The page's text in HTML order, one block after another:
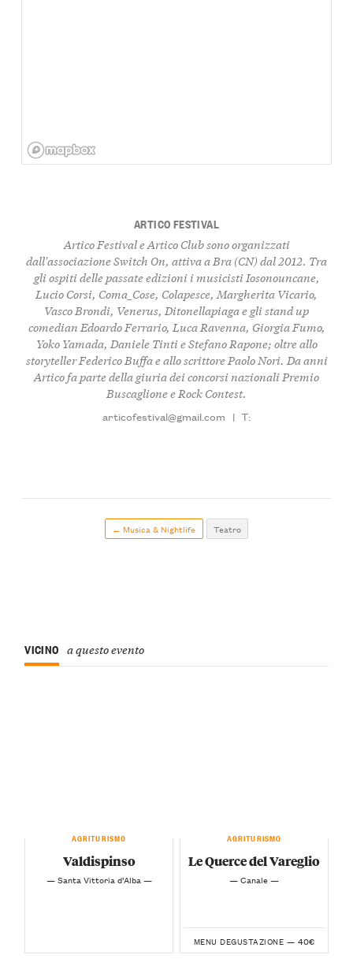
ARTICO FESTIVAL
Artico Festival e Artico Club sono organizzati
dall'associazione Switch On, attiva a Bra (CN) dal 2012. Tra
gli ospiti delle passate edizioni i musicisti Iosonouncane,
Lucio Corsi, Coma_Cose, Colapesce, Margherita Vicario,
Vasco Brondi, Venerus, Ditonellapiaga e gli stand up
comedian Edoardo Ferrario, Luca Ravenna, Giorgia Fumo,
Yoko Yamada, Daniele Tinti e Stefano Rapone; oltre allo
storyteller Federico Buffa e allo scrittore Paolo Nori. Da anni
Artico fa parte della giuria dei concorsi nazionali Premio
Buscaglione e Rock Contest.
articofestival@gmail.com | T:
← Musica & Nightlife Teatro
VICINO a questo evento
AGRITURISMO
Valdispinso
— Santa Vittoria d’Alba —
AGRITURISMO
Le Querce del Vareglio
— Canale —
MENU DEGUSTAZIONE — 40€